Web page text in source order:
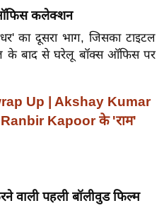
ऑफिस कलेक्शन
का दूसरा भाग, जिसका टाइटल
के बाद से घरेलू बॉक्स ऑफिस पर
Up | Akshay Kumar
Kapoor के 'राम'
वाली पहली बॉलीवुड फिल्म